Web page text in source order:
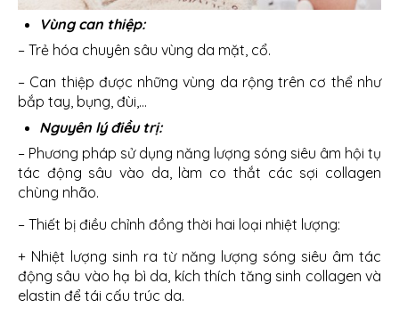
Vùng can thiệp:
– Trẻ hóa chuyên sâu vùng da mặt, cổ.
– Can thiệp được những vùng da rộng trên cơ thể như
bắp tay, bụng, đùi,…
Nguyên lý điều trị:
– Phương pháp sử dụng năng lượng sóng siêu âm hội tụ
tác động sâu vào da, làm co thắt các sợi collagen
chùng nhão.
– Thiết bị điều chỉnh đồng thời hai loại nhiệt lượng:
+ Nhiệt lượng sinh ra từ năng lượng sóng siêu âm tác
động sâu vào hạ bì da, kích thích tăng sinh collagen và
elastin để tái cấu trúc da.